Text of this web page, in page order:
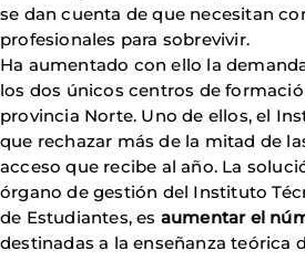
se dan cuenta de que necesitan
profesionales para sobrevivir.
Ha aumentado con ello la
los dos únicos centros de
provincia Norte. Uno de ellos, el
que rechazar más de la mitad de
acceso que recibe al año. La
órgano de gestión del Instituto
de Estudiantes, es aumentar el
destinadas a la enseñanza teórica